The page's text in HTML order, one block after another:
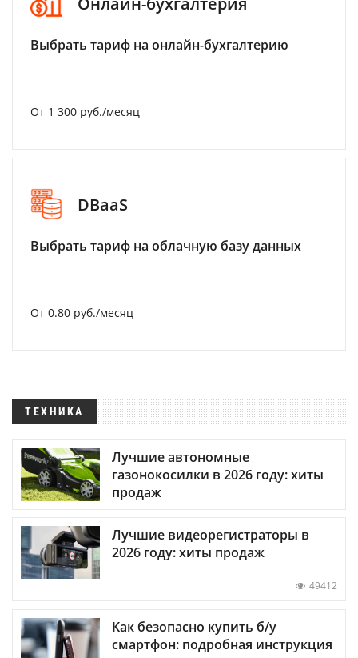
Выбрать тариф на онлайн-бухгалтерию
От 1 300 руб./месяц
DBaaS
Выбрать тариф на облачную базу данных
От 0.80 руб./месяц
ТЕХНИКА
Лучшие автономные
газонокосилки в 2026 году: хиты
продаж
Лучшие видеорегистраторы в
2026 году: хиты продаж
49412
Как безопасно купить б/у
смартфон: подробная инструкция